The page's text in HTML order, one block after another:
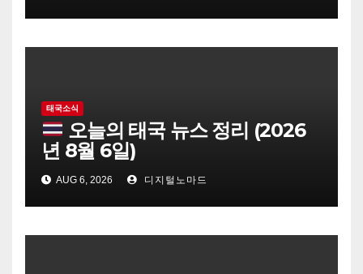
태국소식
오늘의 태국 뉴스 정리 (2026
년 8월 6일)
AUG 6, 2026 디지털노마드